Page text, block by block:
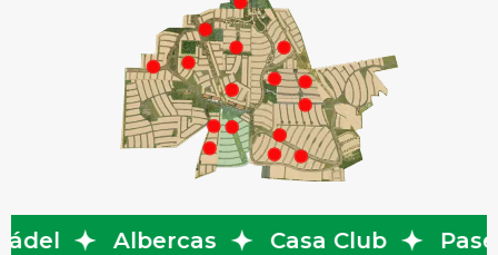
Casa Club Paseo a caballo